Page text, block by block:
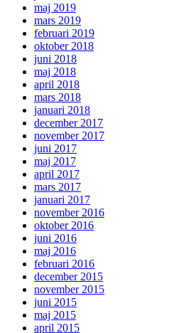
maj 2019
mars 2019
februari 2019
oktober 2018
juni 2018
maj 2018
april 2018
mars 2018
januari 2018
december 2017
november 2017
juni 2017
maj 2017
april 2017
mars 2017
januari 2017
november 2016
oktober 2016
juni 2016
maj 2016
februari 2016
december 2015
november 2015
juni 2015
maj 2015
april 2015